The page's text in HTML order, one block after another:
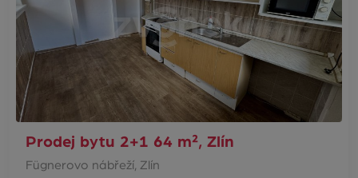
Prodej bytu 2+1 64 m², Zlín
Fügnerovo nábřeží, Zlín